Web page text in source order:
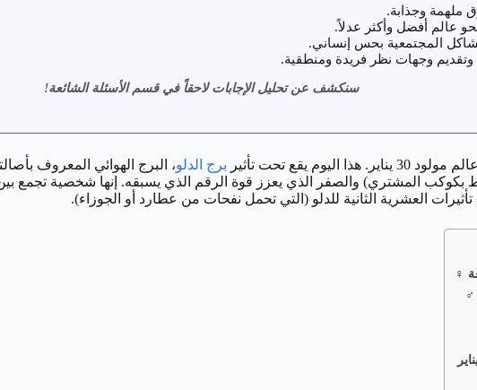
ملهمة وجذابة.
عالم أفضل وأكثر عدلاً.
المجتمعية بحس إنساني.
وتقديم وجهات نظر فريدة ومنطقية.
سنكشف عن تحليل الإجابات لاحقاً في قسم الأسئلة الشائعة!
يقع تحت تأثير
برج الدلو
التفاؤل، المرتبط بكوكب المشتري) والصفر الذي يعزز قوة الرقم الذي يسبقه. إنها
العشرية الثانية للدلو (التي تحمل نفحات من عطارد أو الجوزاء).